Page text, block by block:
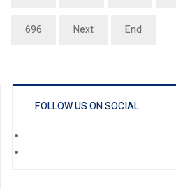
696 Next End
FOLLOW US ON SOCIAL